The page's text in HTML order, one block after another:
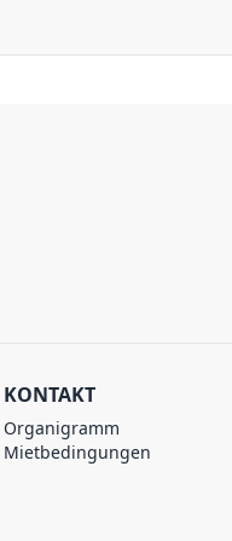
KONTAKT
Organigramm
Mietbedingungen